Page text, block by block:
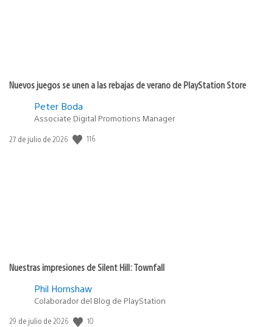
Nuevos juegos se unen a las rebajas de verano de PlayStation Store
Peter Boda
Associate Digital Promotions Manager
Fecha
27 de julio de 2026 116
Nuestras impresiones de Silent Hill: Townfall
Phil Hornshaw
Colaborador del Blog de PlayStation
Fecha
29 de julio de 2026 10